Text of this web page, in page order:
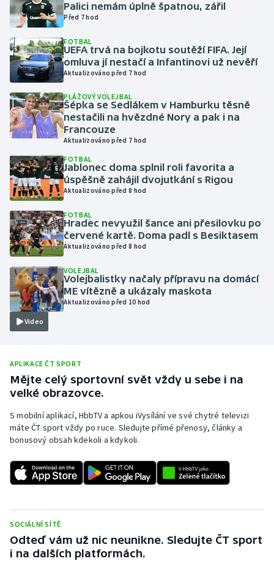
Gymnastika
Házená
Jezdectví
Judo
Krasobruslení
Lezení
Lyže a snowboard
Moderní pětiboj
Motorsport
Olympijské hry
Parasport
Plážový volejbal
Ragby
Rychlobruslení
Short track
Sportovní střelba
Stolní tenis
Palici nemám úplně špatnou, zářil
Před 7 hod
FOTBAL
UEFA trvá na bojkotu soutěží FIFA. Její
omluva jí nestačí a Infantinovi už nevěří
Aktualizováno před 7 hod
PLÁŽOVÝ VOLEJBAL
Šépka se Sedlákem v Hamburku těsně
nestačili na hvězdné Nory a pak i na
Francouze
Aktualizováno před 7 hod
FOTBAL
Jablonec doma splnil roli favorita a
úspěšně zahájil dvojutkání s Rigou
Aktualizováno před 8 hod
FOTBAL
Hradec nevyužil šance ani přesilovku po
červené kartě. Doma padl s Besiktasem
Aktualizováno před 8 hod
Video
VOLEJBAL
Volejbalistky načaly přípravu na domácí
ME vítězně a ukázaly maskota
Aktualizováno před 10 hod
APLIKACE ČT SPORT
Mějte celý sportovní svět vždy u sebe i na
velké obrazovce.
S mobilní aplikací, HbbTV a apkou iVysílání ve své chytré televizi
máte ČT sport vždy po ruce. Sledujte přímé přenosy, články a
bonusový obsah kdekoli a kdykoli.
SOCIÁLNÍ SÍTĚ
Odteď vám už nic neunikne. Sledujte ČT sport
i na dalších platformách.